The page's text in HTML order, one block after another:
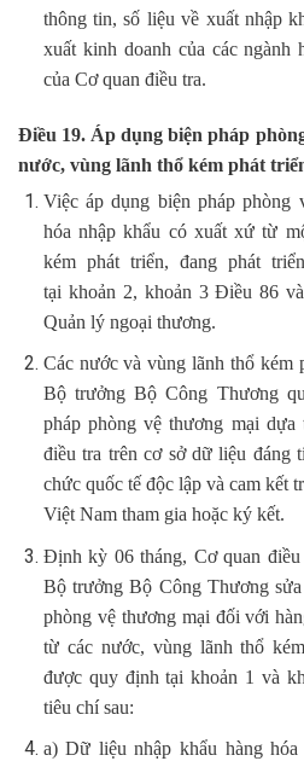
thông tin, số liệu về xuất nhập
xuất kinh doanh của các ngành
của Cơ quan điều tra.
Điều 19. Áp dụng biện pháp
nước, vùng lãnh thổ kém phát
Việc áp dụng biện pháp phòng
hóa nhập khẩu có xuất xứ từ
kém phát triển, đang phát
tại khoản 2, khoản 3 Điều 86
Quản lý ngoại thương.
Các nước và vùng lãnh thổ kém
Bộ trưởng Bộ Công Thương
pháp phòng vệ thương mại
điều tra trên cơ sở dữ liệu đáng
chức quốc tế độc lập và cam kết
Việt Nam tham gia hoặc ký kết.
Định kỳ 06 tháng, Cơ quan
Bộ trưởng Bộ Công Thương
phòng vệ thương mại đối với
từ các nước, vùng lãnh thổ
được quy định tại khoản 1 và
tiêu chí sau:
a) Dữ liệu nhập khẩu hàng